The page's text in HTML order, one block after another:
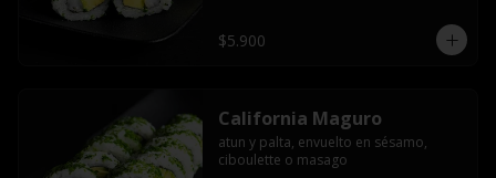
$5.900
California Maguro
atun y palta, envuelto en sésamo,
ciboulette o masago